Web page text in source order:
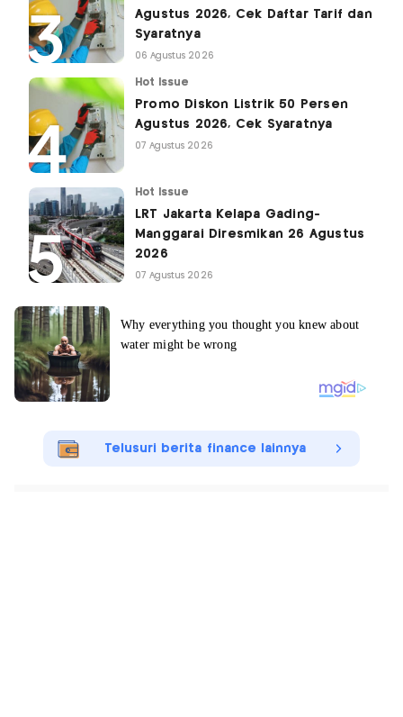
Agustus 2026, Cek Daftar Tarif dan
Syaratnya
06 Agustus 2026
Hot Issue
Promo Diskon Listrik 50 Persen
Agustus 2026, Cek Syaratnya
07 Agustus 2026
Hot Issue
LRT Jakarta Kelapa Gading-
Manggarai Diresmikan 26 Agustus
2026
07 Agustus 2026
Telusuri berita finance lainnya